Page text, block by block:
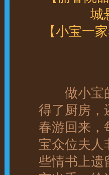
城
【小宝一
做小宝的
得了厨房
春游回来，
宝众位夫人
些情书上遗